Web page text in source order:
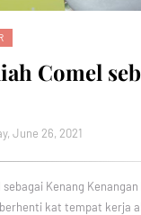
Comel
June 26, 2021
Kenang
kat tempat kerja